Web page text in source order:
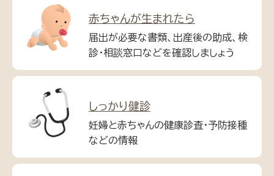
赤ちゃんが生まれたら
届出が必要な書類、出産後の助成、検
診・相談窓口などを確認しましょう
しっかり健診
妊婦と赤ちゃんの健康診査・予防接種
などの情報